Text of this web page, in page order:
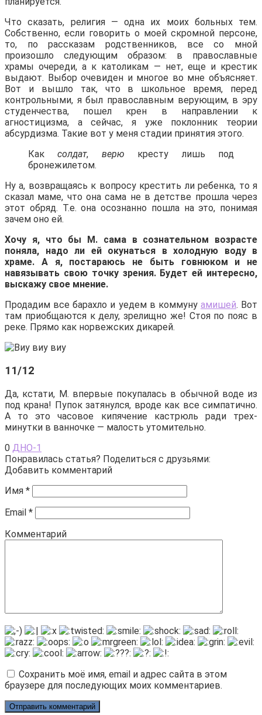
Что сказать, религия — одна их моих больных тем.
Собственно, если говорить о моей скромной персоне,
то, по рассказам родственников, все со мной
произошло следующим образом: в православные
храмы очереди, а к католикам — нет, еще и крестик
выдают. Выбор очевиден и многое во мне объясняет.
Вот и вышло так, что в школьное время, перед
контрольными, я был православным верующим, в эру
студенчества, пошел крен в направлении к
агностицизма, а сейчас, я уже поклонник теории
абсурдизма. Такие вот у меня стадии принятия этого.
Каксолдат, верю кресту лишь под
бронежилетом.
Ну а, возвращаясь к вопросу крестить ли ребенка, то я
сказал маме, что она сама не в детстве прошла через
этот обряд. Т.е. она осознанно пошла на это, понимая
зачем оно ей.
Хочу я, что бы М. сама в сознательном возрасте
поняла, надо ли ей окунаться в холодную воду в
храме. А я, постараюсь не быть говнюком и не
навязывать свою точку зрения. Будет ей интересно,
выскажу свое мнение.
Продадим все барахло и уедем в коммуну амишей. Вот
там приобщаются к делу, зрелищно же! Стоя по пояс в
реке. Прямо как норвежских дикарей.
11/12
Да, кстати, М. впервые покупалась в обычной воде из
под крана! Пупок затянулся, вроде как все симпатично.
А то это часовое кипячение кастрюль ради трех-
минутки в ванночке — малость утомительно.
0 ДНО-1
Понравилась статья? Поделиться с друзьями:
Добавить комментарий
Имя *
Email *
Комментарий
Сохранить моё имя, email и адрес сайта в этом
браузере для последующих моих комментариев.